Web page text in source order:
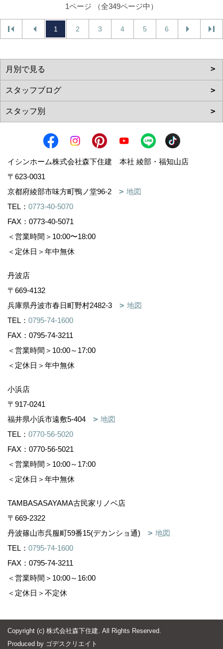
1ページ （全349ページ中）
1 2 3 4 5 6
イシンホーム株式会社森下住建 本社 綾部・福知山店
〒623-0031
京都府綾部市味方町鴨ノ堂96-2
地図
TEL： 0773-40-5070
FAX：0773-40-5071
＜営業時間＞10:00〜18:00
＜定休日＞年中無休
丹波店
〒669-4132
兵庫県丹波市春日町野村2482-3
地図
TEL： 0795-74-1600
FAX：0795-74-3211
＜営業時間＞10:00～17:00
＜定休日＞年中無休
小浜店
〒917-0241
福井県小浜市遠敷5-404
地図
TEL： 0770-56-5020
FAX：0770-56-5021
＜営業時間＞10:00～17:00
＜定休日＞年中無休
TAMBASASAYAMA古民家リノベ店
〒669-2322
丹波篠山市呉服町59番15(デカンショ通)
地図
TEL： 0795-74-1600
FAX：0795-74-3211
＜営業時間＞10:00～16:00
＜定休日＞不定休
Copyright (c) 株式会社森下住建. All Rights Reserved.
Produced by ゴデスクリエイト